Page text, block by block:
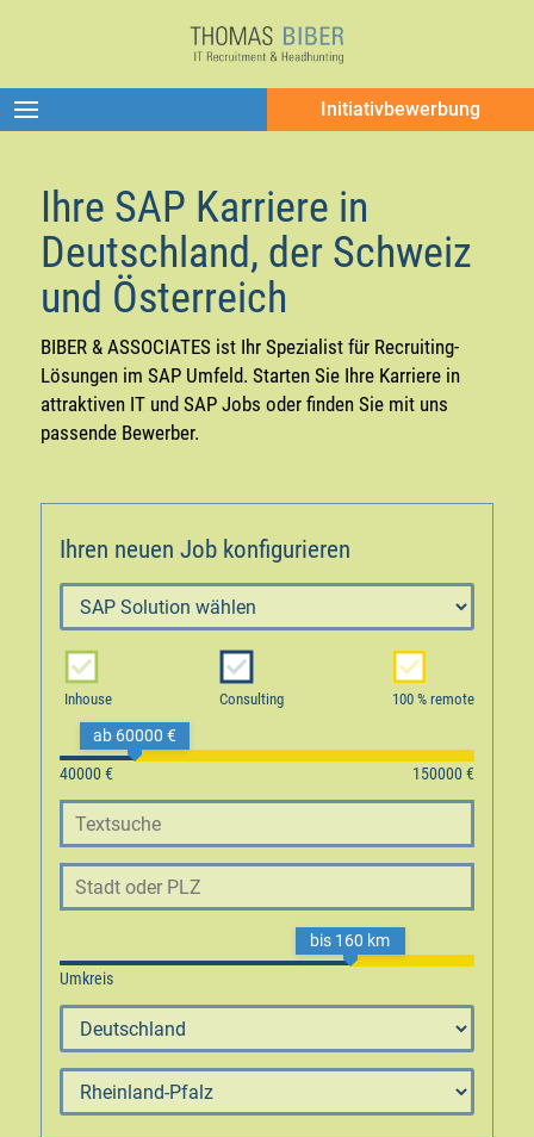
Initiativbewerbung
Ihre SAP Karriere in
Deutschland, der Schweiz
und Österreich
BIBER & ASSOCIATES ist Ihr Spezialist für Recruiting-
Lösungen im SAP Umfeld. Starten Sie Ihre Karriere in
attraktiven IT und SAP Jobs oder finden Sie mit uns
passende Bewerber.
Ihren neuen Job konfigurieren
Inhouse Consulting 100 % remote
ab 60000 €
bis 160 km